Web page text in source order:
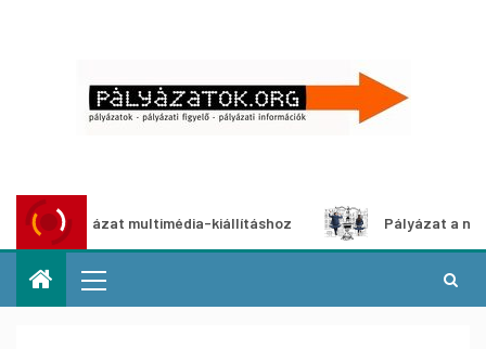
pályázat multimédia-kiállításhoz Pályázat a nemek